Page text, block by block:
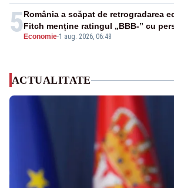
5 Economie-1 aug. 2026, 06:48
România a scăpat de retrogradarea
Fitch menține ratingul „BBB-” cu
ACTUALITATE